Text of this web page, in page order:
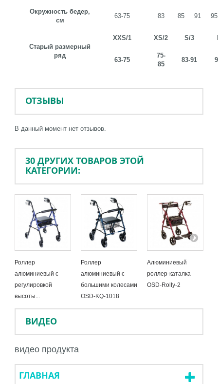
Окружность бедер,
см
63-75 83 85 91 95
Старый размерный
ряд
XXS/1 XS/2 S/3
63-75
75-
85
83-91
ОТЗЫВЫ
В данный момент нет отзывов.
30 ДРУГИХ ТОВАРОВ ЭТОЙ
КАТЕГОРИИ:
Роллер
алюминиевый с
регулировкой
высоты...
Роллер
алюминиевый с
большими колесами
OSD-KQ-1018
Алюминиевый
роллер-каталка
OSD-Rolly-2
ВИДЕО
видео продукта
ГЛАВНАЯ